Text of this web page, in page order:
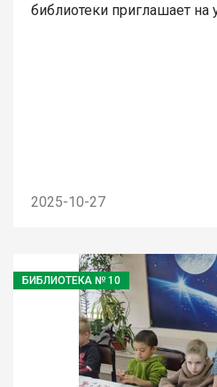
библиотеки приглашает на
2025-10-27
БИБЛИОТЕКА № 10